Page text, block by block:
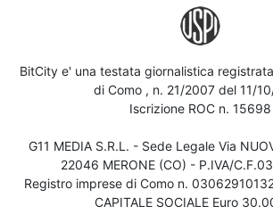
BitCity e' una testata giornalistica
di Como , n. 21/2007 del 11/
Iscrizione ROC n. 15698
G11 MEDIA S.R.L. - Sede Legale Via
22046 MERONE (CO) - P.IVA/
Registro imprese di Como n.
CAPITALE SOCIALE Euro